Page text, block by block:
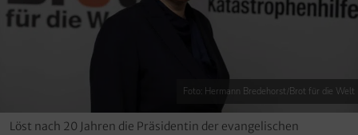
Foto: Hermann Bredehorst/Brot für die Welt
Löst nach 20 Jahren die Präsidentin der evangelischen